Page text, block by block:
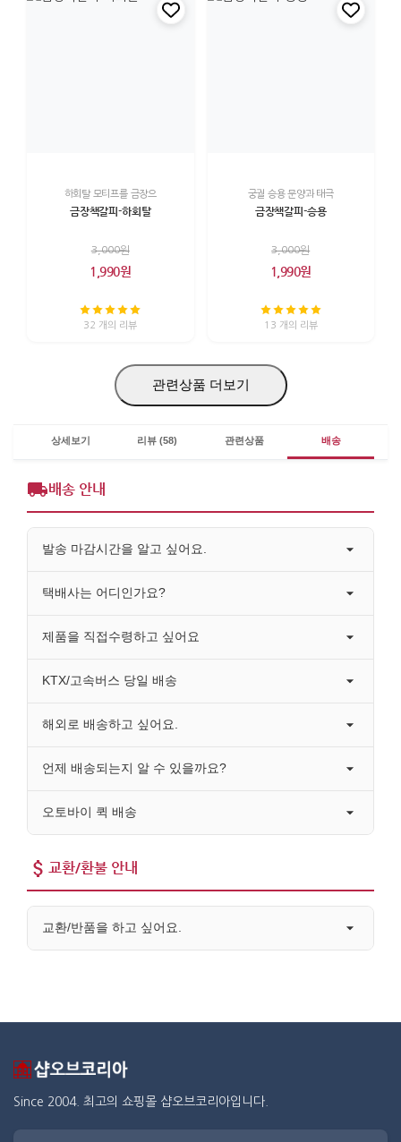
하회탈 모티프를 금장으
금장책갈피-하회탈
3,000원
1,990원
32 개의 리뷰
궁궐 승용 문양과 태극
금장책갈피-승용
3,000원
1,990원
13 개의 리뷰
관련상품 더보기
상세보기 리뷰 (58) 관련상품 배송
배송 안내
발송 마감시간을 알고 싶어요.
택배사는 어디인가요?
제품을 직접수령하고 싶어요
KTX/고속버스 당일 배송
해외로 배송하고 싶어요.
언제 배송되는지 알 수 있을까요?
오토바이 퀵 배송
교환/환불 안내
교환/반품을 하고 싶어요.
Since 2004. 최고의 쇼핑몰 샵오브코리아입니다.